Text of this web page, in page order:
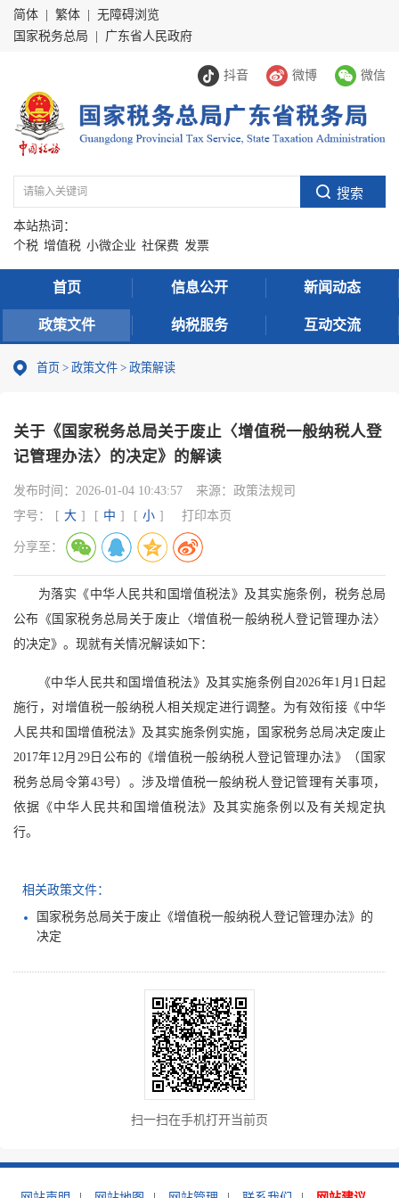
简体 繁体
无障碍浏览
国家税务总局
广东省人民政府
抖音 微博 微信
本站热词：
个税 增值税 小微企业 社保费 发票
首页 信息公开 新闻动态
政策文件 纳税服务 互动交流
首页 > 政策文件 > 政策解读
关于《国家税务总局关于废止〈增值税一般纳税人登
记管理办法〉的决定》的解读
发布时间： 2026-01-04 10:43:57 来源： 政策法规司
字号：
[ 大 ] [ 中 ] [ 小 ] 打印本页
分享至：
为落实《中华人民共和国增值税法》及其实施条例，税务总局
公布《国家税务总局关于废止〈增值税一般纳税人登记管理办法〉
的决定》。现就有关情况解读如下：
《中华人民共和国增值税法》及其实施条例自2026年1月1日起
施行，对增值税一般纳税人相关规定进行调整。为有效衔接《中华
人民共和国增值税法》及其实施条例实施，国家税务总局决定废止
2017年12月29日公布的《增值税一般纳税人登记管理办法》（国家
税务总局令第43号）。涉及增值税一般纳税人登记管理有关事项，
依据《中华人民共和国增值税法》及其实施条例以及有关规定执
行。
相关政策文件：
国家税务总局关于废止《增值税一般纳税人登记管理办法》的
决定
扫一扫在手机打开当前页